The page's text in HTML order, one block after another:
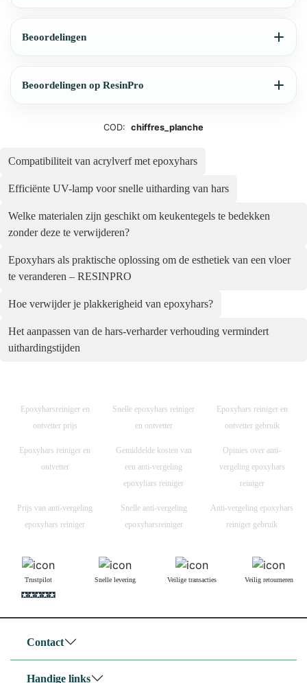
Beoordelingen
Beoordelingen op ResinPro
COD: chiffres_planche
Compatibiliteit van acrylverf met epoxyhars
Efficiënte UV-lamp voor snelle uitharding van hars
Welke materialen zijn geschikt om keukentegels te bedekken
zonder deze te verwijderen?
Epoxyhars als praktische oplossing om de esthetiek van een vloer
te veranderen – RESINPRO
Hoe verwijder je plakkerigheid van epoxyhars?
Het aanpassen van de hars-verharder verhouding vermindert
uithardingstijden
Epoxyharsreiniger en
ontvetter prijs
Snelle epoxyhars reiniger
en ontvetter
Epoxyhars reiniger en
ontvetter gebruik
Epoxyhars reiniger en
ontvetter
Gemiddelde kosten van
een anti-vergeling
epoxyhars reiniger
Opinies over anti-
vergeling epoxyhars
reiniger
Prijs van anti-vergeling
epoxyhars reiniger
Snelle anti-vergeling
epoxyharsreiniger
Anti-vergeling epoxyhars
reiniger gebruik
Trustpilot Snelle levering Veilige transacties Veilig retourneren
Contact
Handige links